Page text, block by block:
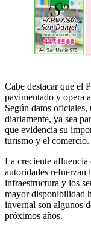
Cabe destacar que el
pavimentado y opera
Según datos
diariamente, ya sea
que evidencia su
turismo y el comercio.
La creciente
autoridades refuerzan
infraestructura y los
mayor disponibilidad
invernal son algunos
próximos años.